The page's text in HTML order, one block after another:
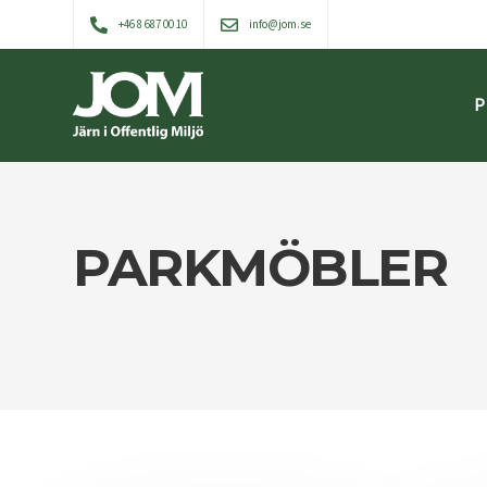
+46 8 687 00 10 info@jom.se
PARKMÖBLER